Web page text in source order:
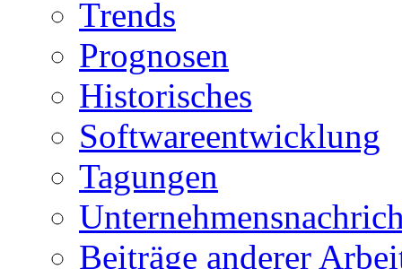
Trends
Prognosen
Historisches
Softwareentwicklung
Tagungen
Beiträge anderer